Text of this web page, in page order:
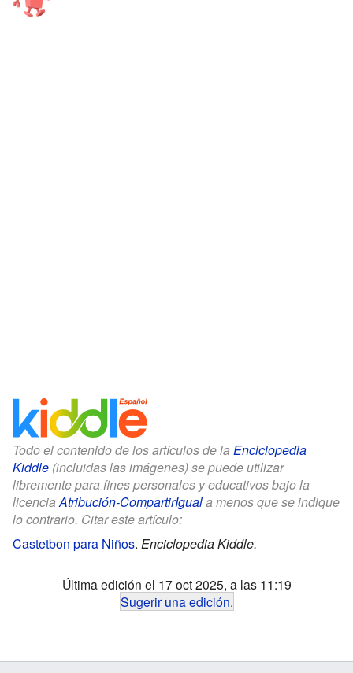
Todo el contenido de los artículos de la Enciclopedia
Kiddle (incluidas las imágenes) se puede utilizar
libremente para fines personales y educativos bajo la
licenciaAtribución-CompartirIguala menos que se indique
lo contrario. Citar este artículo:
Castetbon para Niños. Enciclopedia Kiddle.
Última edición el 17 oct 2025, a las 11:19
Sugerir una edición.